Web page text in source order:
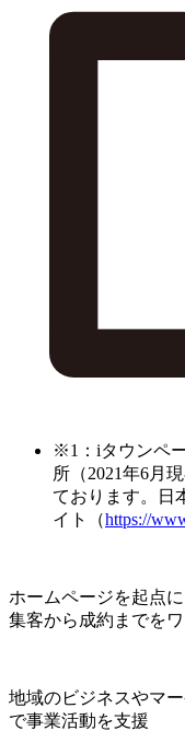
※1：iタウンペ
所（2021年6月
ております。日
イト（https://
ホームページを起点に
集客から成約までを
地域のビジネスやマ
で事業活動を支援